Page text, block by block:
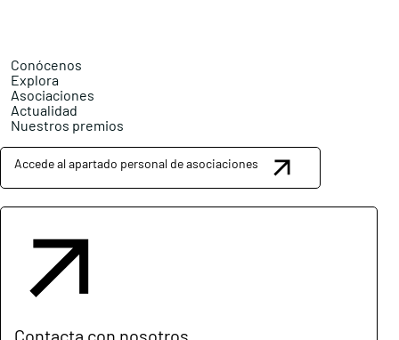
Conócenos
Explora
Asociaciones
Actualidad
Nuestros premios
Accede al apartado personal de asociaciones